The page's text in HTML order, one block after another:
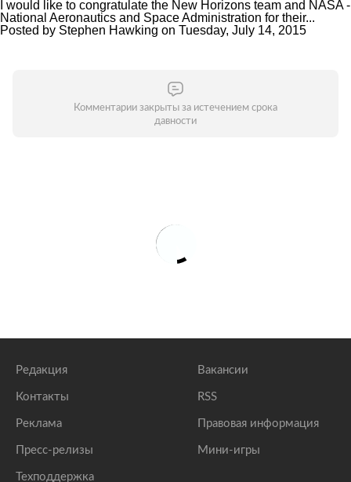
I would like to congratulate the New Horizons team and NASA -
National Aeronautics and Space Administration for their...
Posted by Stephen Hawking on Tuesday, July 14, 2015
Комментарии закрыты за истечением срока
давности
Редакция
Контакты
Реклама
Пресс-релизы
Техподдержка
Вакансии
RSS
Правовая информация
Мини-игры